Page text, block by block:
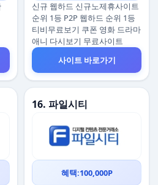
신규 웹하드 신규노제휴사이트
순위 1등 P2P 웹하드 순위 1등
티비무료보기 쿠폰 영화 드라마
애니 다시보기 무료사이트
사이트 바로가기
16. 파일시티
혜택:100,000P